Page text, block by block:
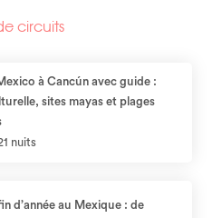
circuits
à Cancún avec guide :
sites mayas et plages
nuits
d’année au Mexique : de